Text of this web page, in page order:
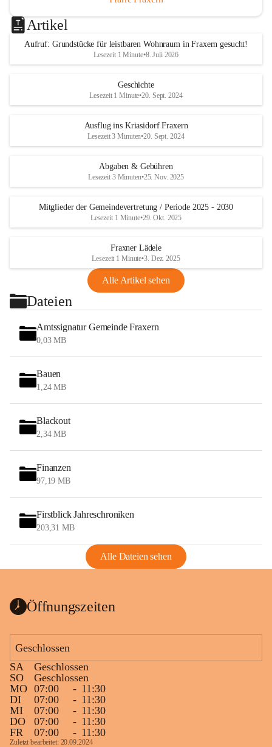
Artikel
Aufruf: Grundstücke für leistbaren Wohnraum in Fraxern gesucht!
Lesezeit 1 Minute•8. Juli 2026
Geschichte
Lesezeit 1 Minute•20. Sept. 2024
Ausflug ins Kriasidorf Fraxern
Lesezeit 3 Minuten•20. Sept. 2024
Abgaben & Gebühren
Lesezeit 3 Minuten•25. Nov. 2025
Mitglieder der Gemeindevertretung / Periode 2025 - 2030
Lesezeit 1 Minute•29. Okt. 2025
Fraxner Lädele
Lesezeit 1 Minute•3. Dez. 2025
Alle Artikel sehen
Dateien
Amtssignatur Gemeinde Fraxern
0,03 MB
Bauen
1,24 MB
Blackout
2,34 MB
Finanzen
97,19 MB
Firstblick Jahreschroniken
203,31 MB
Alle Dateien sehen
Öffnungszeiten
Geschlossen
SA
Geschlossen
SO
Geschlossen
MO 07:00 - 11:30
DI
07:00 - 11:30
MI
07:00 - 11:30
DO
07:00 - 11:30
FR
07:00 - 11:30
Zuletzt bearbeitet: 20.09.2024